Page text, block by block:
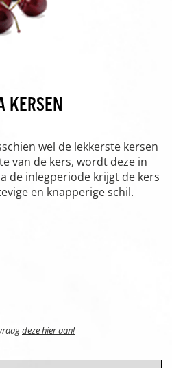
kersen
wel de lekkerste kersen
van de kers, wordt deze in
de inlegperiode krijgt de kers
en knapperige schil.
deze hier aan!